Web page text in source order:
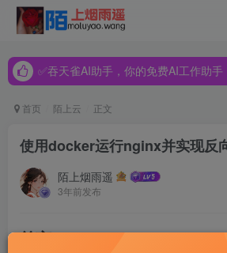
✅吞天雀AI助手，你的免费AI工作助手，支持gpt-4o
✅吞天雀AI助手，你的免费AI工作助手，支持gpt-4o
首页 陌上云 正文
使用docker运行nginx并实现反
陌上烟雨遥
3年前发布
前言：